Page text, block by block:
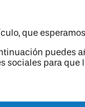
que
puedes
sociales para